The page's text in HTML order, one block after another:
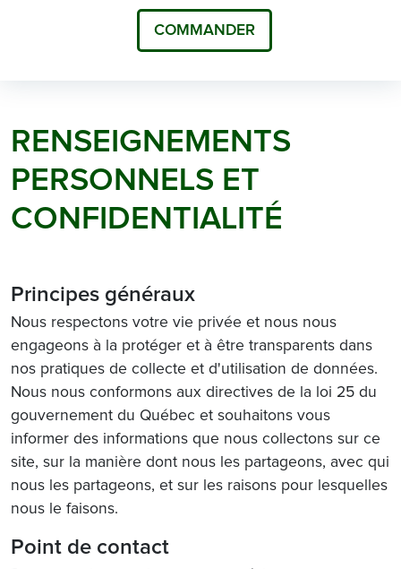
COMMANDER
RENSEIGNEMENTS
PERSONNELS ET
CONFIDENTIALITÉ
Principes généraux
Nous respectons votre vie privée et nous nous
engageons à la protéger et à être transparents dans
nos pratiques de collecte et d'utilisation de données.
Nous nous conformons aux directives de la loi 25 du
gouvernement du Québec et souhaitons vous
informer des informations que nous collectons sur ce
site, sur la manière dont nous les partageons, avec qui
nous les partageons, et sur les raisons pour lesquelles
nous le faisons.
Point de contact